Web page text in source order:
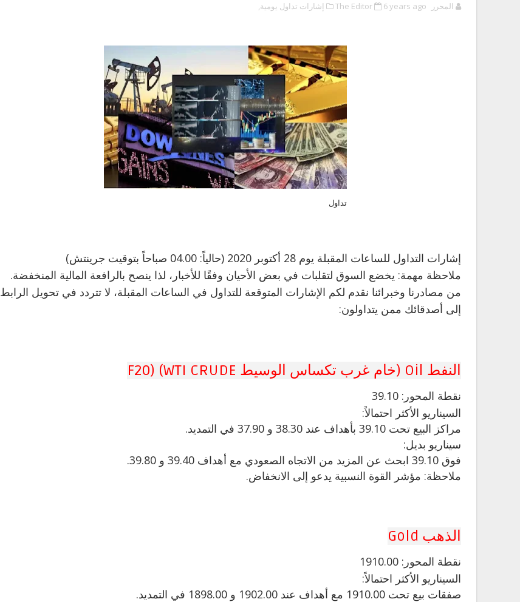
المحرر The Editor 6 years ago إشارات تداول يومية,
تداول
إشارات التداول للساعات المقبلة يوم 28 أكتوبر 2020 (حالياً: 04.00 صباحاً بتوقيت جرينتش)
ملاحظة مهمة: يخضع السوق لتقلبات في بعض الأحيان وفقًا للأخبار، لذا ينصح بالرافعة المالية المنخفضة.
من مصادرنا وخبرائنا نقدم لكم الإشارات المتوقعة للتداول في الساعات المقبلة، لا تتردد في تحويل الرابط
إلى أصدقائك ممن يتداولون:
النفط Oil (خام غرب تكساس الوسيط WTI CRUDE) (F20
نقطة المحور: 39.10
السيناريو الأكثر احتمالاً:
مراكز البيع تحت 39.10 بأهداف عند 38.30 و 37.90 في التمديد.
سيناريو بديل:
فوق 39.10 ابحث عن المزيد من الاتجاه الصعودي مع أهداف 39.40 و 39.80.
ملاحظة: مؤشر القوة النسبية يدعو إلى الانخفاض.
الذهب Gold
نقطة المحور: 1910.00
السيناريو الأكثر احتمالاً:
صفقات بيع تحت 1910.00 مع أهداف عند 1902.00 و 1898.00 في التمديد.